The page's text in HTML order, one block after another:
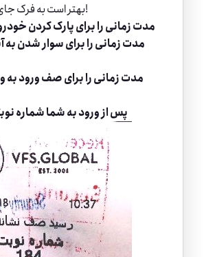
بهتر است به فرک جای پارک هم باشید!
مدت زمانی را برای پارک کردن
مدت زمانی را برای سوار شدن به
مدت زمانی را برای صف ورود به
پس از ورود به شما شماره